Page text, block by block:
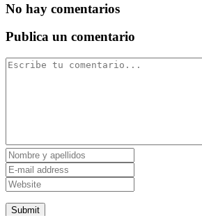
No hay comentarios
Publica un comentario